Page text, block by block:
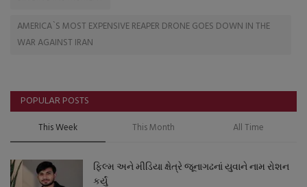
AMERICA`S MOST EXPENSIVE REAPER DRONE GOES DOWN IN THE
WAR AGAINST IRAN
POPULAR POSTS
This Week This Month All Time
ફિલ્મ અને મીડિયા ક્ષેત્રે જૂનાગઢનાં યુવાને નામ રોશન
કર્યું